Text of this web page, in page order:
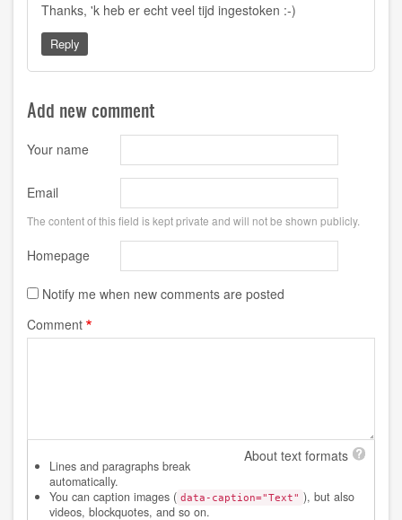
Thanks, 'k heb er echt veel tijd ingestoken :-)
Reply
Add new comment
Your name
Email
The content of this field is kept private and will not be shown publicly.
Homepage
Notify me when new comments are posted
Comment
About text formats
Lines and paragraphs break
automatically.
You can caption images ( data-caption="Text" ), but also
videos, blockquotes, and so on.